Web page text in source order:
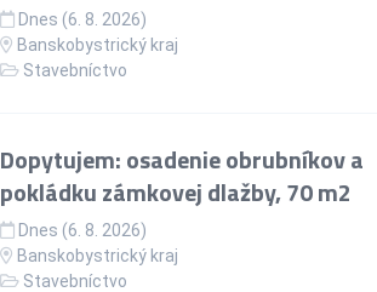
Dnes (6. 8. 2026)
Banskobystrický kraj
Stavebníctvo
Dopytujem: osadenie obrubníkov a
pokládku zámkovej dlažby, 70 m2
Dnes (6. 8. 2026)
Banskobystrický kraj
Stavebníctvo